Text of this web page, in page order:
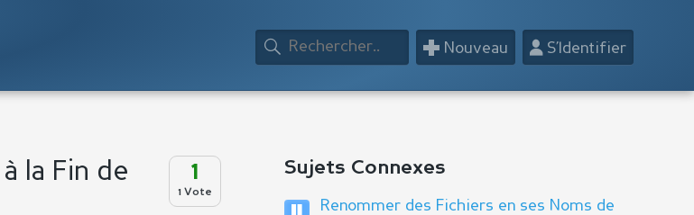
👤S’Identifier
+ Nouveau
1
1 Vote
la Fin de
Sujets Connexes
Renommer des Fichiers en ses Noms de